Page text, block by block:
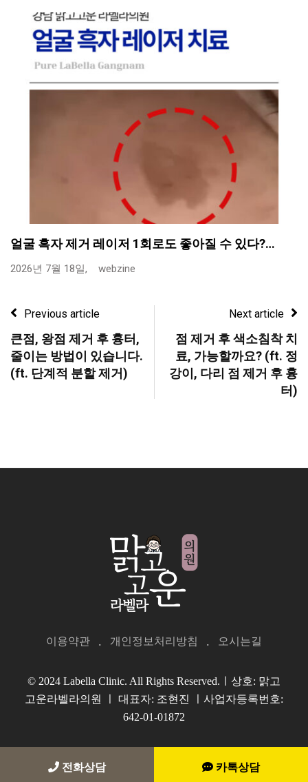
얼굴 흑자 제거 레이저 1회로도 좋아질 수 있다?…
2026년 7월 18일, webzine
Previous article
큰점, 왕점 제거 후 흉터,
줄이는 방법이 있습니다.
(ft. 단계적 분할 제거)
Next article
점 제거 후 색소침착 치
료, 가능할까요? (ft. 정
강이, 다리 점 제거 후 흉
터)
카톡상담
전화상담
이용약관 개인정보처리방침 오시는길
© 2024 Labella Clinic. All Rights Reserved.ㅣ상호: 맑고
고운라벨라의원 ㅣ 대표자: 조현진 ㅣ사업자등록번호:
642-01-01872